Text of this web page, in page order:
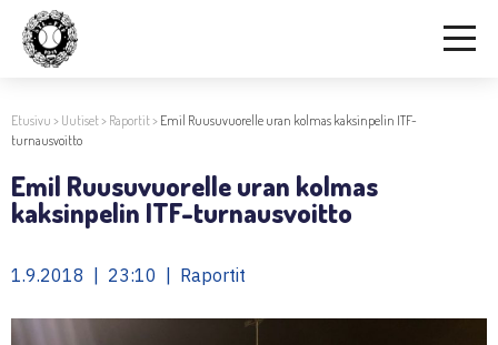
Etusivu > Uutiset> Raportit> Emil Ruusuvuorelle uran kolmas kaksinpelin ITF-
turnausvoitto
Emil Ruusuvuorelle uran kolmas
kaksinpelin ITF-turnausvoitto
1.9.2018 | 23:10 | Raportit